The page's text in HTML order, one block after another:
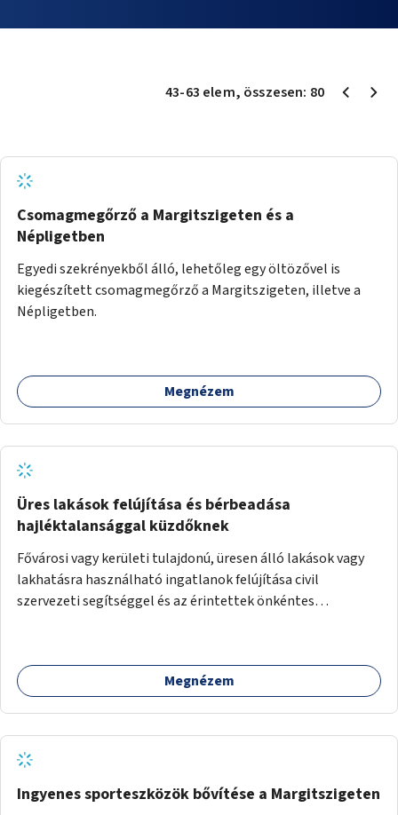
43-63 elem, összesen: 80
Csomagmegőrző a Margitszigeten és a
Népligetben
Egyedi szekrényekből álló, lehetőleg egy öltözővel is
kiegészített csomagmegőrző a Margitszigeten, illetve a
Népligetben.
Megnézem
Üres lakások felújítása és bérbeadása
hajléktalansággal küzdőknek
Fővárosi vagy kerületi tulajdonú, üresen álló lakások vagy
lakhatásra használható ingatlanok felújítása civil
szervezeti segítséggel és az érintettek önkéntes
Megnézem
Ingyenes sporteszközök bővítése a Margitszigeten